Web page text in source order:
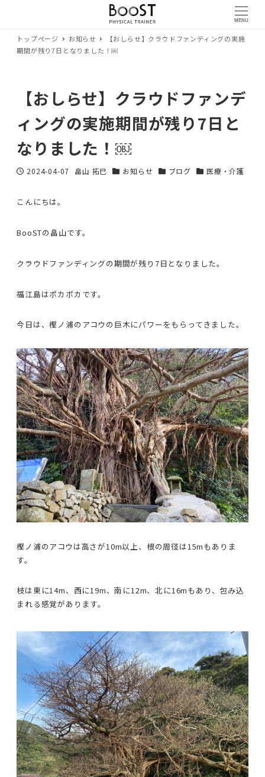
MENU
トップページ お知らせ
【おしらせ】クラウドファンディングの実施
期間が残り7日となりました！￼
【おしらせ】クラウドファンデ
ィングの実施期間が残り7日と
なりました！￼
投稿日
2024-04-07
著
畠山 拓巳
カテゴリー
お知らせ
カテゴリー
ブログ
カテゴリー
医療・介護
こんにちは。
BooSTの畠山です。
クラウドファンディングの期間が残り7日となりました。
福江島はポカポカです。
今日は、樫ノ浦のアコウの巨木にパワーをもらってきました。
樫ノ浦のアコウは高さが10m以上、根の周径は15mもありま
す。
枝は東に14m、西に19m、南に12m、北に16mもあり、包み込
まれる感覚があります。